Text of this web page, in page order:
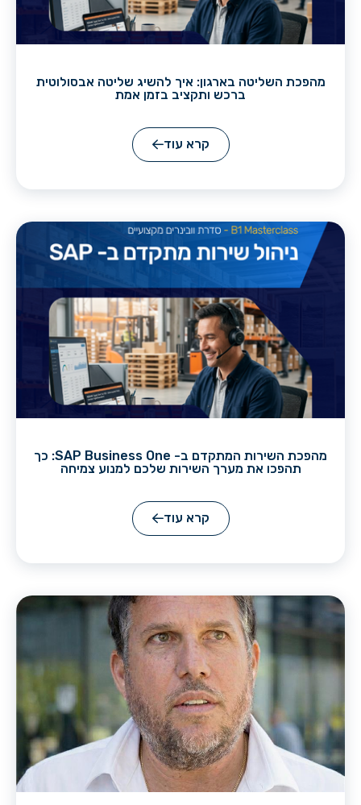
מהפכת השליטה בארגון: איך להשיג שליטה אבסולוטית
ברכש ותקציב בזמן אמת
קרא עוד
מהפכת השירות המתקדם ב- SAP Business One: כך
תהפכו את מערך השירות שלכם למנוע צמיחה
קרא עוד